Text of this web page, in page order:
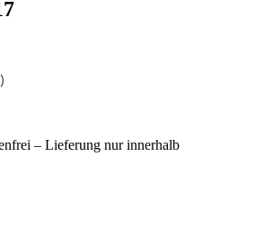
– Lieferung nur innerhalb